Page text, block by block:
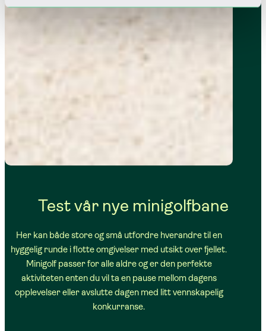
Test vår nye minigolfbane
Her kan både store og små utfordre hverandre til en
hyggelig runde i flotte omgivelser med utsikt over fjellet.
Minigolf passer for alle aldre og er den perfekte
aktiviteten enten du vil ta en pause mellom dagens
opplevelser eller avslutte dagen med litt vennskapelig
konkurranse.